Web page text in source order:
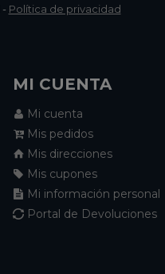
- Política de privacidad
MI CUENTA
Mi cuenta
Mis pedidos
Mis direcciones
Mis cupones
Mi información personal
Portal de Devoluciones